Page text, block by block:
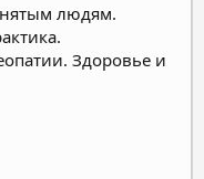
людям.
Здоровье и